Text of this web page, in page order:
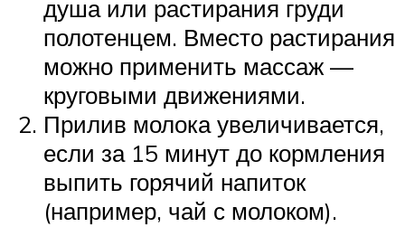
душа или растирания груди
полотенцем. Вместо растирания
можно применить массаж —
круговыми движениями.
Прилив молока увеличивается,
если за 15 минут до кормления
выпить горячий напиток
(например, чай с молоком).